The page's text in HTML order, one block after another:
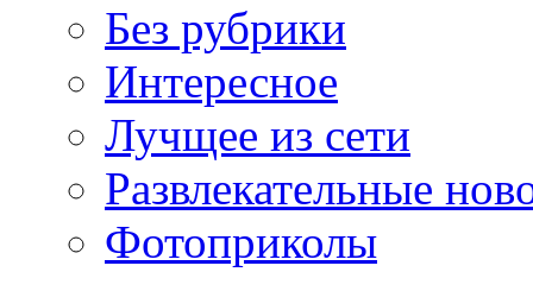
Без рубрики
Интересное
Лучщее из сети
Развлекательные
Фотоприколы